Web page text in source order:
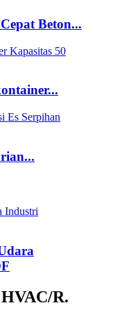
Beton...
R.